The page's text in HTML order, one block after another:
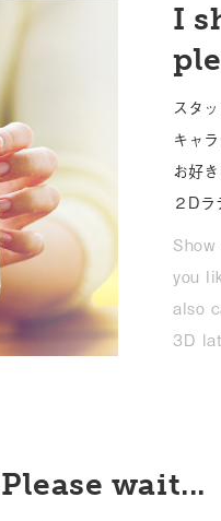
I
スタ
キャ
お好
２D
you
also
3D
Please wait...